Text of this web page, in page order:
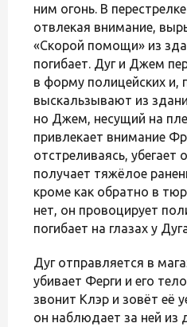
ним огонь. В
отвлекая внимание,
«Скорой помощи» из
погибает. Дуг и Джем
в форму полицейских и,
выскальзывают из
но Джем, несущий на
привлекает внимание
отстреливаясь, убегает
получает тяжёлое
кроме как обратно в
нет, он провоцирует
погибает на глазах у
Дуг отправляется в
убивает Ферги и его
звонит Клэр и зовёт её
он наблюдает за ней из